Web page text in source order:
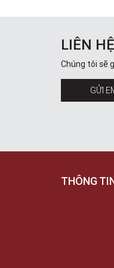
LIÊN HỆ
Chúng tôi sẽ
GỬI
THÔNG